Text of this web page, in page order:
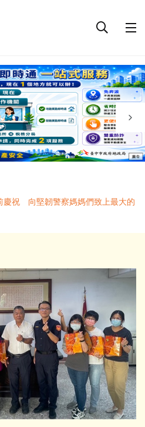
慶祝 向堅韌警察媽媽們致上最大的